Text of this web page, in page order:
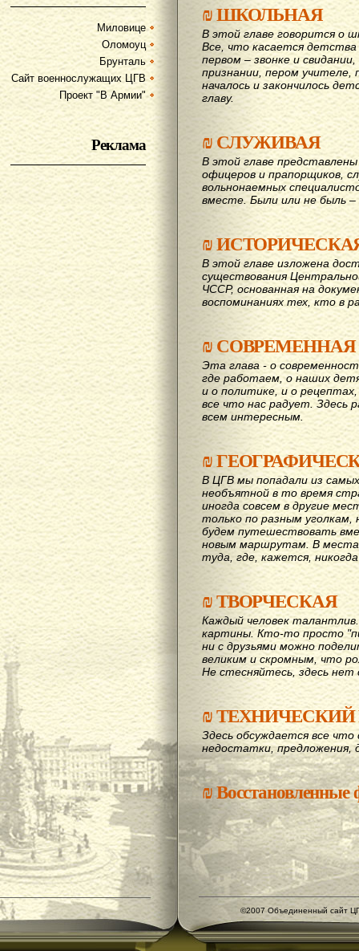
Миловице
Оломоуц
Брунталь
Сайт военнослужащих ЦГВ
Проект "В Армии"
Реклама
₪ШКОЛЬНАЯ
В этой главе говорится о
Все, что касается
первом – звонке и
признании, пером учителе,
началось и закончилось
главу.
₪СЛУЖИВАЯ
В этой главе
офицеров и прапорщиков,
вольнонаемных
вместе. Были или не быль –
₪
В этой главе изложена
существования
ЧССР, основанная на
воспоминаниях тех, кто в
₪СОВРЕМЕННАЯ
Эта глава - о
где работаем, о наших
и о политике, и о
все что нас радует. Здесь
всем интересным.
₪
В ЦГВ мы попадали из
необъятной в то время
иногда совсем в другие
только по разным
будем путешествовать
новым маршрутам. В
туда, где, кажется,
₪ТВОРЧЕСКАЯ
Каждый человек
картины. Кто-то просто
ни с друзьями можно
великим и скромным, что
Не стесняйтесь, здесь нет
₪ТЕХНИЧЕСКИЙ
Здесь обсуждается все
недостатки, предложения,
₪
©2007 Объединенный сайт